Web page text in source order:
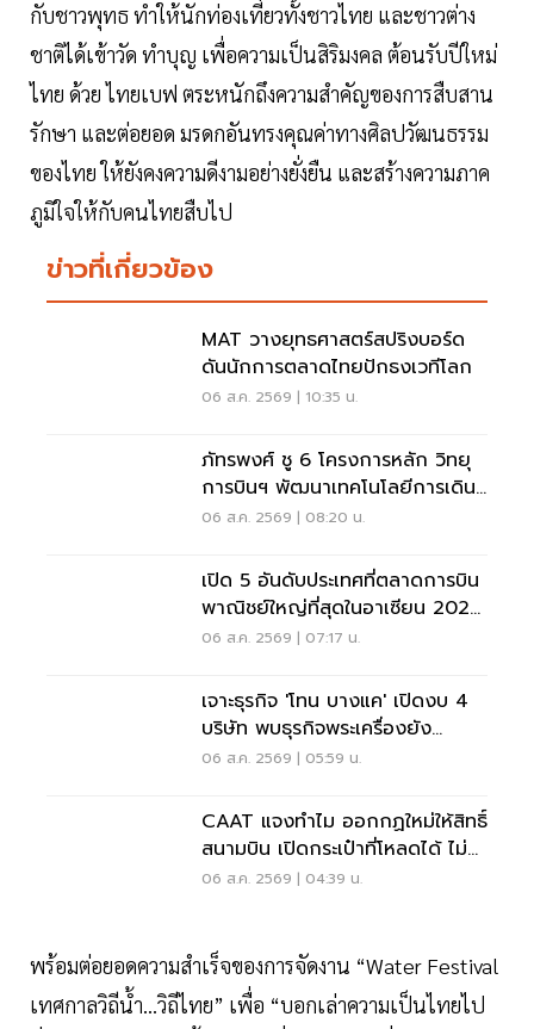
กับชาวพุทธ ทำให้นักท่องเที่ยวทั้งชาวไทย และชาวต่าง
ชาติได้เข้าวัด ทำบุญ เพื่อความเป็นสิริมงคล ต้อนรับปีใหม่
ไทย ด้วย ไทยเบฟ ตระหนักถึงความสำคัญของการสืบสาน
รักษา และต่อยอด มรดกอันทรงคุณค่าทางศิลปวัฒนธรรม
ของไทย ให้ยังคงความดีงามอย่างยั่งยืน และสร้างความภาค
ภูมิใจให้กับคนไทยสืบไป
ข่าวที่เกี่ยวข้อง
MAT วางยุทธศาสตร์สปริงบอร์ด
ดันนักการตลาดไทยปักธงเวทีโลก
06 ส.ค. 2569 | 10:35 น.
ภัทรพงศ์ ชู 6 โครงการหลัก วิทยุ
การบินฯ พัฒนาเทคโนโลยีการเดิน
อากาศ การบินยุคใหม่
06 ส.ค. 2569 | 08:20 น.
เปิด 5 อันดับประเทศที่ตลาดการบิน
พาณิชย์ใหญ่ที่สุดในอาเซียน 2026
เวียดนามแซงไทยแล้ว
06 ส.ค. 2569 | 07:17 น.
เจาะธุรกิจ 'โทน บางแค' เปิดงบ 4
บริษัท พบธุรกิจพระเครื่องยัง
ขาดทุน
06 ส.ค. 2569 | 05:59 น.
CAAT แจงทำไม ออกกฏใหม่ให้สิทธิ์
สนามบิน เปิดกระเป๋าที่โหลดได้ ไม่
ต้องเรียกเจ้าของ
06 ส.ค. 2569 | 04:39 น.
พร้อมต่อยอดความสำเร็จของการจัดงาน “Water Festival
เทศกาลวิถีน้ำ...วิถีไทย” เพื่อ “บอกเล่าความเป็นไทยไป